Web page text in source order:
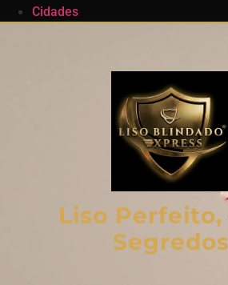
Cidades
Liso Perfeito,
Segredos